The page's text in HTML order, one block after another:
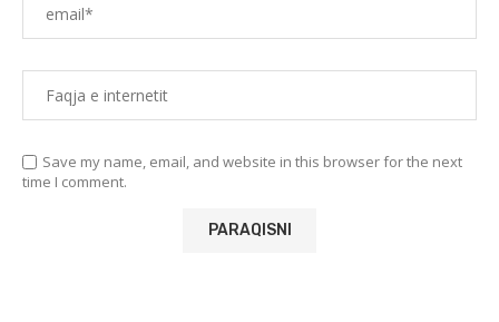
Save my name, email, and website in this browser for the next
time I comment.